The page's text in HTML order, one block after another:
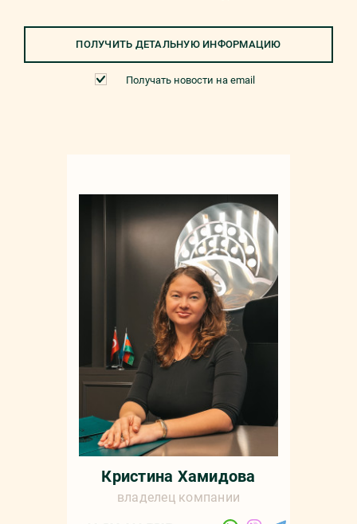
ПОЛУЧИТЬ ДЕТАЛЬНУЮ ИНФОРМАЦИЮ
Получать новости на email
Кристина Хамидова
владелец компании